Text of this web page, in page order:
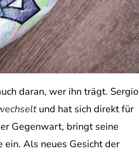
daran, wer ihn trägt. Sergio
und hat sich direkt für
Gegenwart, bringt seine
Als neues Gesicht der